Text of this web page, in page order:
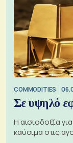
COMMODITIES
Σε υψηλό
Η αισιοδοξία
καύσιμα στις